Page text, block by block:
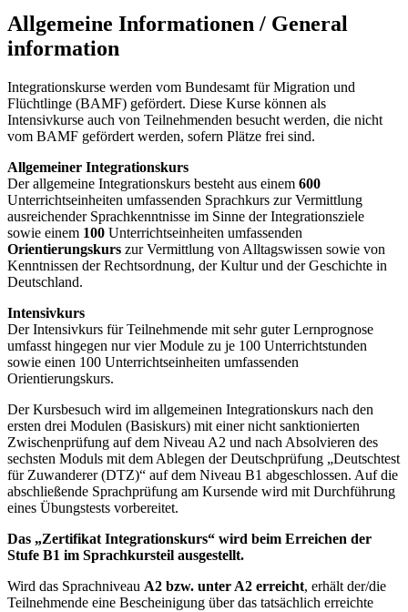
Allgemeine Informationen / General
information
Integrationskurse werden vom Bundesamt für Migration und
Flüchtlinge (BAMF) gefördert. Diese Kurse können als
Intensivkurse auch von Teilnehmenden besucht werden, die nicht
vom BAMF gefördert werden, sofern Plätze frei sind.
Allgemeiner Integrationskurs
Der allgemeine Integrationskurs besteht aus einem 600
Unterrichtseinheiten umfassenden Sprachkurs zur Vermittlung
ausreichender Sprachkenntnisse im Sinne der Integrationsziele
sowie einem 100 Unterrichtseinheiten umfassenden
Orientierungskurs zur Vermittlung von Alltagswissen sowie von
Kenntnissen der Rechtsordnung, der Kultur und der Geschichte in
Deutschland.
Intensivkurs
Der Intensivkurs für Teilnehmende mit sehr guter Lernprognose
umfasst hingegen nur vier Module zu je 100 Unterrichtstunden
sowie einen 100 Unterrichtseinheiten umfassenden
Orientierungskurs.
Der Kursbesuch wird im allgemeinen Integrationskurs nach den
ersten drei Modulen (Basiskurs) mit einer nicht sanktionierten
Zwischenprüfung auf dem Niveau A2 und nach Absolvieren des
sechsten Moduls mit dem Ablegen der Deutschprüfung „Deutschtest
für Zuwanderer (DTZ)“ auf dem Niveau B1 abgeschlossen. Auf die
abschließende Sprachprüfung am Kursende wird mit Durchführung
eines Übungstests vorbereitet.
Das „Zertifikat Integrationskurs“ wird beim Erreichen der
Stufe B1 im Sprachkursteil ausgestellt.
Wird das Sprachniveau A2 bzw. unter A2 erreicht, erhält der/die
Teilnehmende eine Bescheinigung über das tatsächlich erreichte